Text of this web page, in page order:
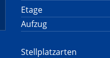
Etage
Aufzug
Stellplatzarten